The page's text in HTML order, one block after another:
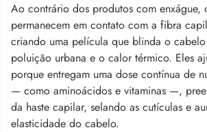
Ao contrário dos produtos com enxágue,
permanecem em contato com a fibra
criando uma película que blinda o
poluição urbana e o calor térmico. Eles
porque entregam uma dose contínua de
— como aminoácidos e vitaminas —,
da haste capilar, selando as cutículas e
elasticidade do cabelo.